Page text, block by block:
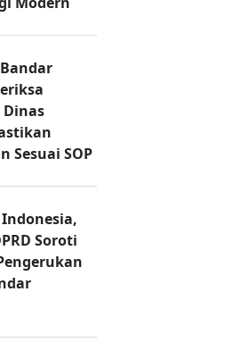
Dinas
Sesuai SOP
Soroti